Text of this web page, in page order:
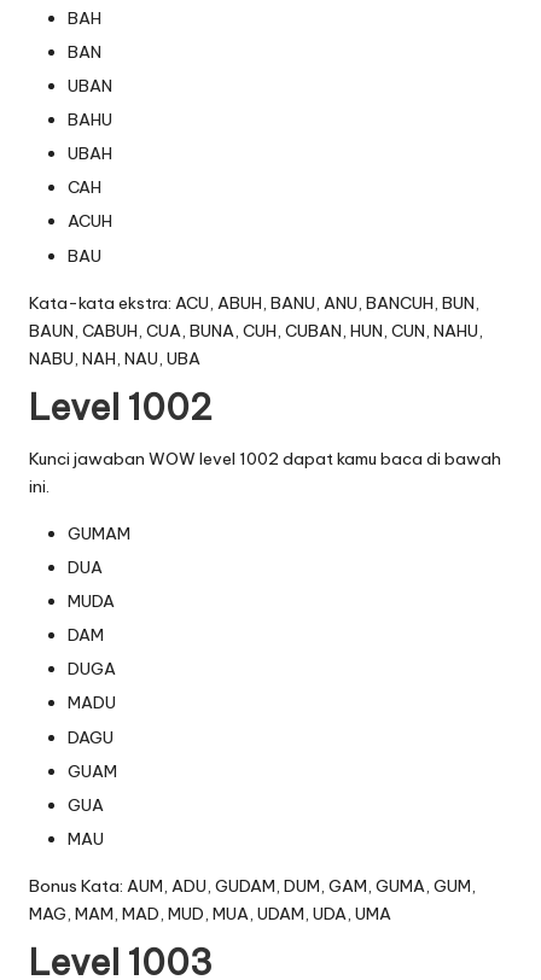
BAH
BAN
UBAN
BAHU
UBAH
CAH
ACUH
BAU
Kata-kata ekstra: ACU, ABUH, BANU, ANU, BANCUH, BUN,
BAUN, CABUH, CUA, BUNA, CUH, CUBAN, HUN, CUN, NAHU,
NABU, NAH, NAU, UBA
Level 1002
Kunci jawaban WOW level 1002 dapat kamu baca di bawah
ini.
GUMAM
DUA
MUDA
DAM
DUGA
MADU
DAGU
GUAM
GUA
MAU
Bonus Kata: AUM, ADU, GUDAM, DUM, GAM, GUMA, GUM,
MAG, MAM, MAD, MUD, MUA, UDAM, UDA, UMA
Level 1003